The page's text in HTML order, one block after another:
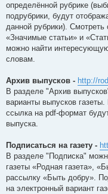
определённой рубрике
подрубрики, будут
данной рубрики). Смотреть
«Значимые статьи» и
можно найти
словам.
Архив выпусков - http://
В разделе "Архив
варианты выпусков
ссылка на pdf-формат
выпуска.
Подписаться на газету -
В разделе "Подписка"
газеты «Родная газета»,
рассылку «Быть добру».
на электронный вариант